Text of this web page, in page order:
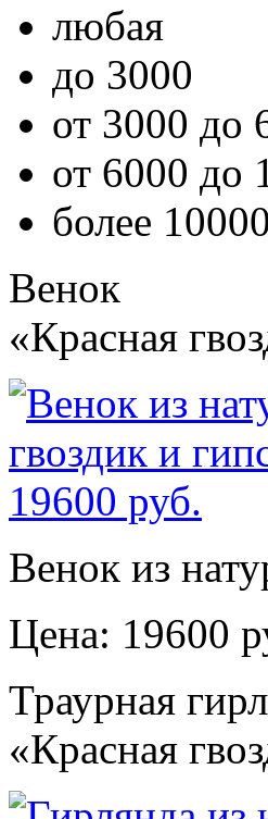
любая
до 3000
от 3000 до
от 6000 до
более 10000
Венок
«Красная
Венок из
Цена: 19600
Траурная
«Красная